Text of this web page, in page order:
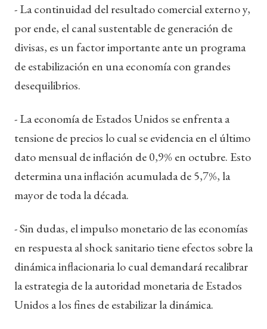
- La continuidad del resultado comercial externo y,
por ende, el canal sustentable de generación de
divisas, es un factor importante ante un programa
de estabilización en una economía con grandes
desequilibrios.
- La economía de Estados Unidos se enfrenta a
tensione de precios lo cual se evidencia en el último
dato mensual de inflación de 0,9% en octubre. Esto
determina una inflación acumulada de 5,7%, la
mayor de toda la década.
- Sin dudas, el impulso monetario de las economías
en respuesta al shock sanitario tiene efectos sobre la
dinámica inflacionaria lo cual demandará recalibrar
la estrategia de la autoridad monetaria de Estados
Unidos a los fines de estabilizar la dinámica.